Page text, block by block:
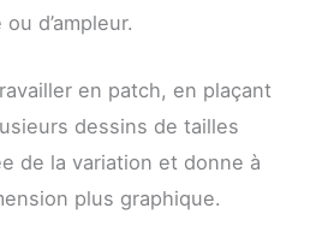
d’ampleur.
en patch, en plaçant
dessins de tailles
de la variation et donne à
plus graphique.